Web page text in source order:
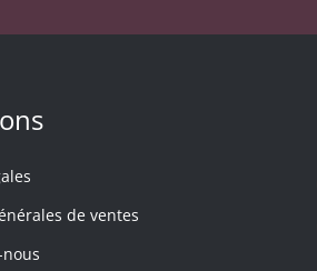
de ventes